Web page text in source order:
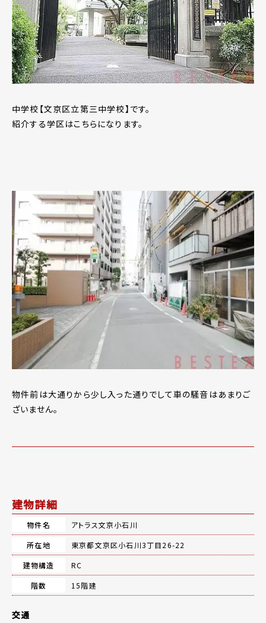
中学校【文京区立第三中学校】です。
紹介する学区はこちらになります。
物件前は大通りから少し入った通りでして車の騒音はあまりご
ざいません。
建物詳細
物件名
アトラス文京小石川
所在地
東京都文京区小石川3丁目26-22
建物構造
RC
階数
15階建
交通